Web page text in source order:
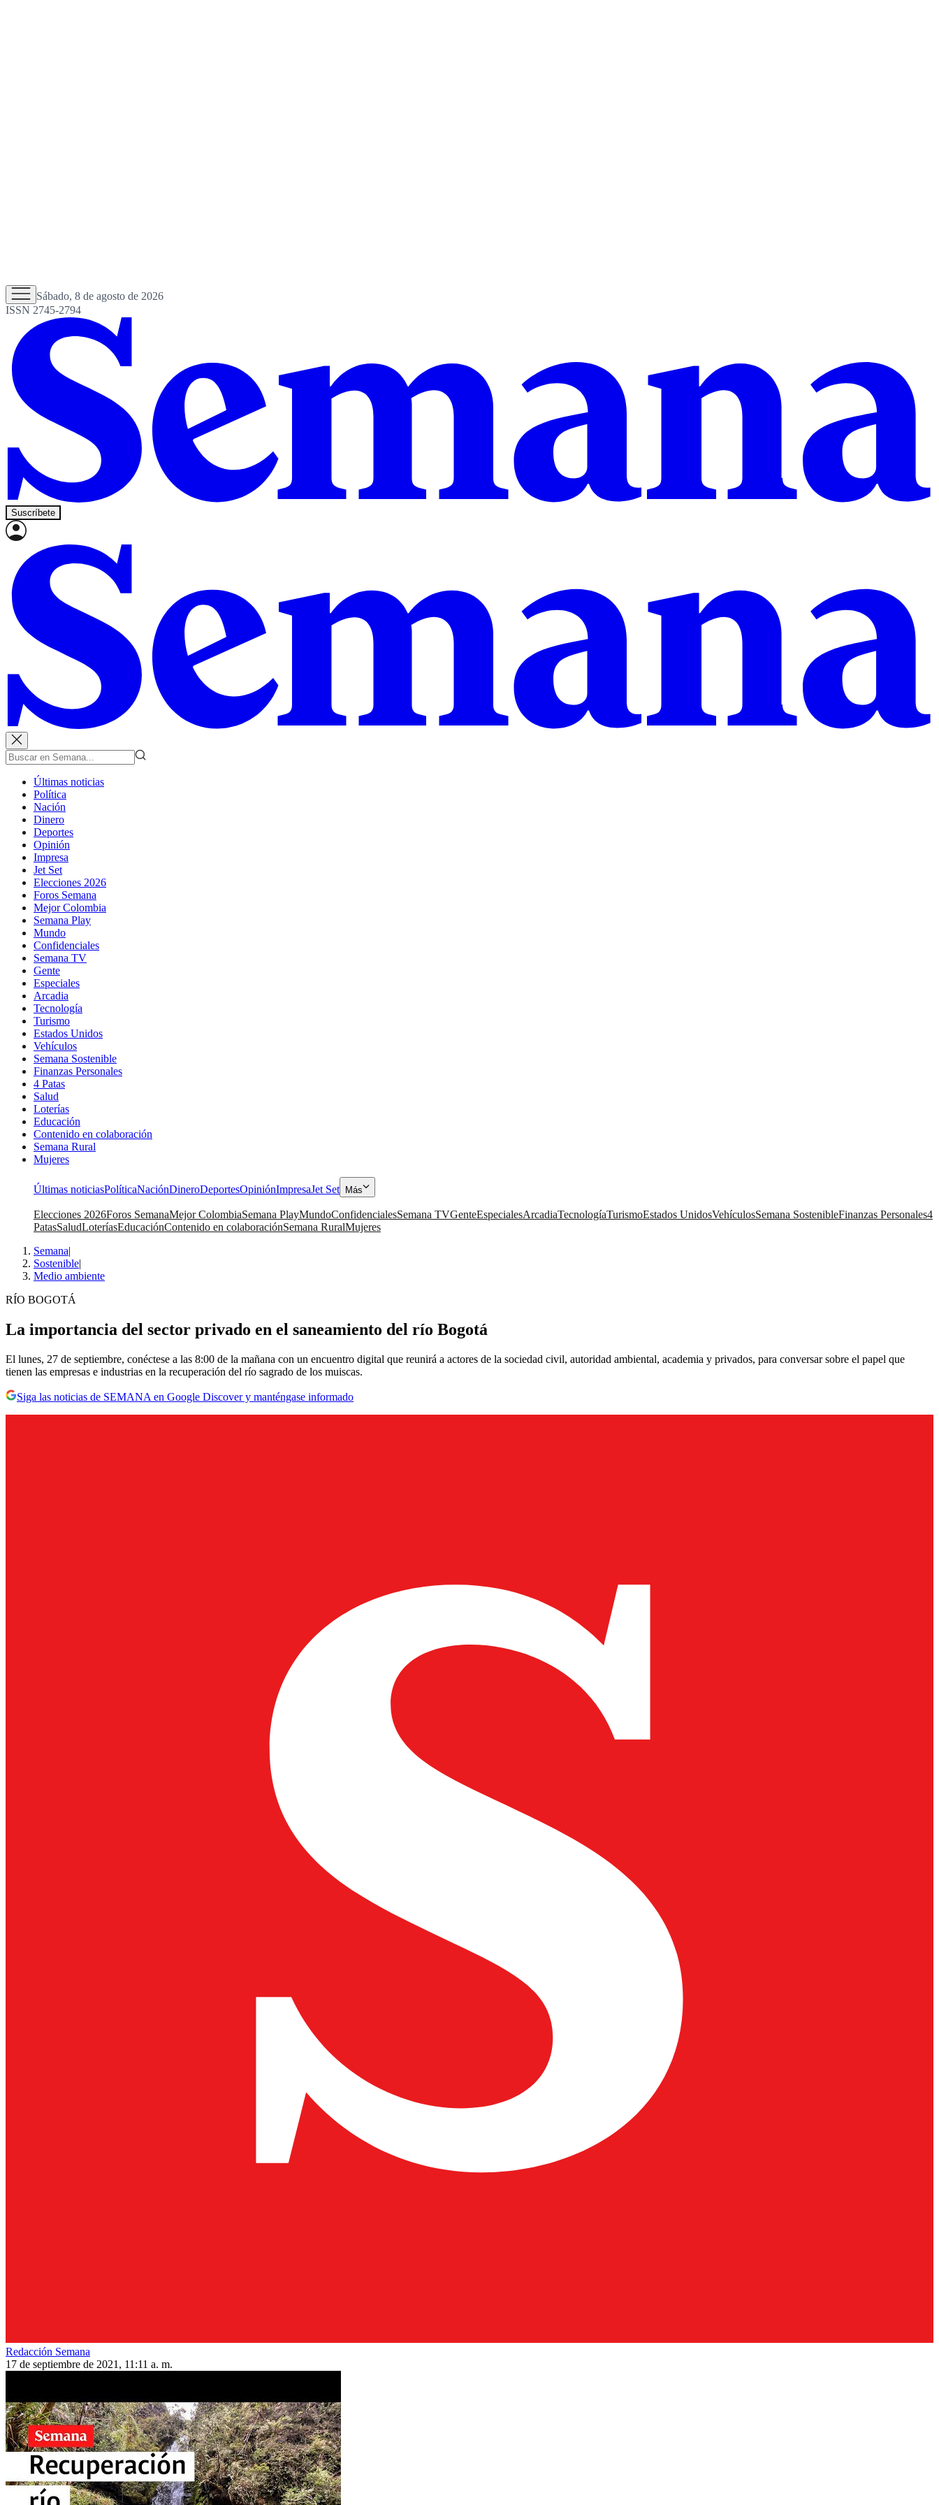
Sábado, 8 de agosto de 2026
ISSN 2745-2794
Suscríbete
Últimas noticias
Política
Nación
Dinero
Deportes
Opinión
Impresa
Jet Set
Elecciones 2026
Foros Semana
Mejor Colombia
Semana Play
Mundo
Confidenciales
Semana TV
Gente
Especiales
Arcadia
Tecnología
Turismo
Estados Unidos
Vehículos
Semana Sostenible
Finanzas Personales
4 Patas
Salud
Loterías
Educación
Contenido en colaboración
Semana Rural
Mujeres
Últimas noticiasPolíticaNaciónDineroDeportesOpiniónImpresaJet Set Más
Elecciones 2026Foros SemanaMejor ColombiaSemana PlayMundoConfidencialesSemana TVGenteEspecialesArcadiaTecnologíaTurismoEstados UnidosVehículosSemana SostenibleFinanzas Personales4
PatasSaludLoteríasEducaciónContenido en colaboraciónSemana RuralMujeres
Semana|
Sostenible|
Medio ambiente
RÍO BOGOTÁ
La importancia del sector privado en el saneamiento del río Bogotá
El lunes, 27 de septiembre, conéctese a las 8:00 de la mañana con un encuentro digital que reunirá a actores de la sociedad civil, autoridad ambiental, academia y privados, para conversar sobre el papel que
tienen las empresas e industrias en la recuperación del río sagrado de los muiscas.
Siga las noticias de SEMANA en Google Discover y manténgase informado
Redacción Semana
17 de septiembre de 2021, 11:11 a. m.